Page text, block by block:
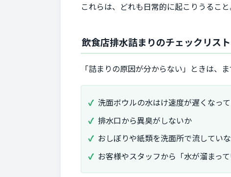
これらは、どれも日常的に起こりうるこ
飲食店排水詰まりのチェックリスト
「詰まりの原因が分からない」ときは、
洗面ボウルの水はけ速度が遅くなっ
排水口から異臭がしないか
おしぼりや紙類を洗面所で流してい
お客様やスタッフから「水が溜まっ